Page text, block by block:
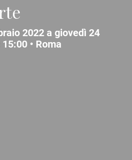
2022 a giovedì 24
• Roma